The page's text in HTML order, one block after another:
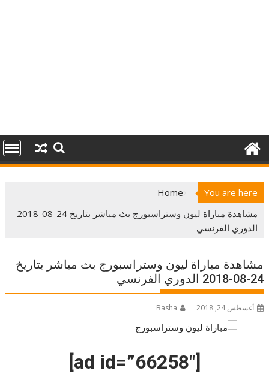
You are here
Home
مشاهدة مباراة ليون وستراسبورج بث مباشر بتاريخ 24-08-2018
الدوري الفرنسي
مشاهدة مباراة ليون وستراسبورج بث مباشر بتاريخ
24-08-2018 الدوري الفرنسي
أغسطس 24, 2018 Basha
[ad id=”66258″]